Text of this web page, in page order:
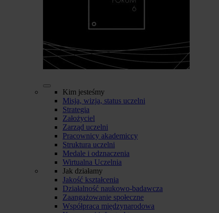
Kim jesteśmy
Misja, wizja, status uczelni
Strategia
Założyciel
Zarząd uczelni
Pracownicy akademiccy
Struktura uczelni
Medale i odznaczenia
Wirtualna Uczelnia
Jak działamy
Jakość kształcenia
Działalność naukowo-badawcza
Zaangażowanie społeczne
Współpraca międzynarodowa